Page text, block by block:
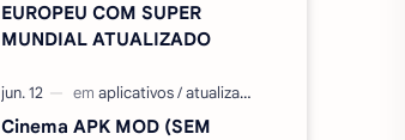
EUROPEU COM SUPER
MUNDIAL ATUALIZADO
Cinema APK MOD (SEM